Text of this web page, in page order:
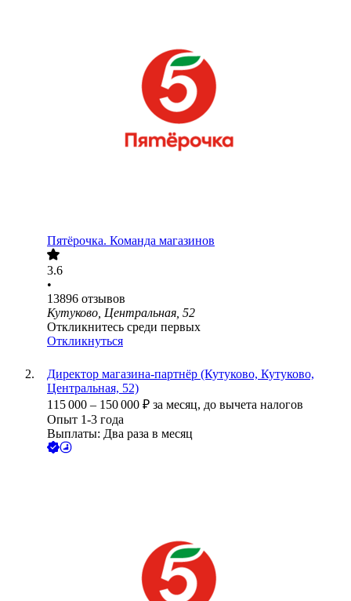
Пятёрочка. Команда магазинов
3.6
•
13896 отзывов
Кутуково, Центральная, 52
Откликнитесь среди первых
Откликнуться
Директор магазина-партнёр (Кутуково, Кутуково,
Центральная, 52)
115 000 – 150 000 ₽ за месяц, до вычета налогов
Опыт 1-3 года
Выплаты: Два раза в месяц